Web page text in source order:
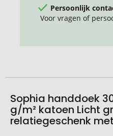
Persoonlijk
Voor vragen of
Sophia handdoek
g/m² katoen Licht
relatiegeschenk